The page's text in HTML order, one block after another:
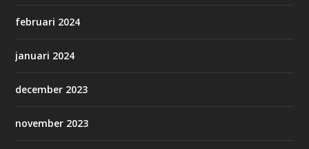
februari 2024
januari 2024
december 2023
november 2023